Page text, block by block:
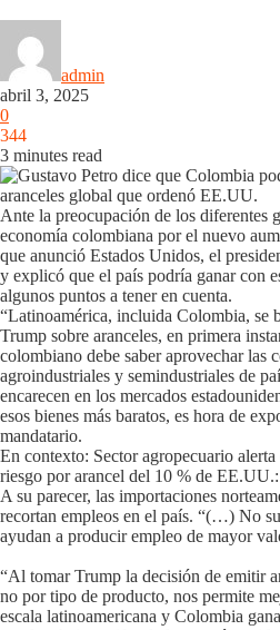
admin
abril 3, 2025
0
344
3 minutes read
Ante la preocupación de los diferentes
economía colombiana por el nuevo
que anunció Estados Unidos, el
y explicó que el país podría ganar con
algunos puntos a tener en cuenta.
“Latinoamérica, incluida Colombia, se
Trump sobre aranceles, en primera
colombiano debe saber aprovechar las
agroindustriales y semindustriales de
encarecen en los mercados
esos bienes más baratos, es hora de
mandatario.
En contexto: Sector agropecuario alerta
riesgo por arancel del 10 % de
A su parecer, las importaciones
recortan empleos en el país. “(…) No
ayudan a producir empleo de mayor
“Al tomar Trump la decisión de emitir
no por tipo de producto, nos permite
escala latinoamericana y Colombia